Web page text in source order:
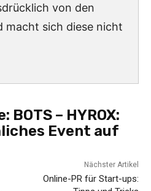
von den
macht sich diese nicht
BOTS – HYROX:
Event auf
Nächster Artikel
Online-PR für Start-ups: